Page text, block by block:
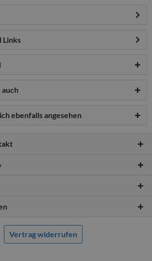
Links
ebenfalls angesehen
Vertrag widerrufen